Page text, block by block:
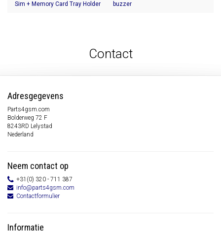
Sim + Memory Card Tray Holder
buzzer
Contact
Adresgegevens
Parts4gsm.com
Bolderweg 72 F
8243RD Lelystad
Nederland
Neem contact op
+31(0) 320 - 711 387
info@parts4gsm.com
Contactformulier
Informatie